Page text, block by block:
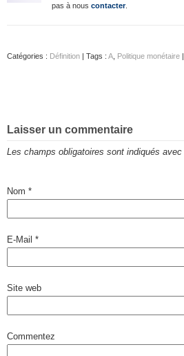
pas à nous contacter.
Catégories : Définition | Tags : A Politique monétaire |
Laisser un commentaire
Les champs obligatoires sont indiqués avec
Nom *
E-Mail *
Site web
Commentez